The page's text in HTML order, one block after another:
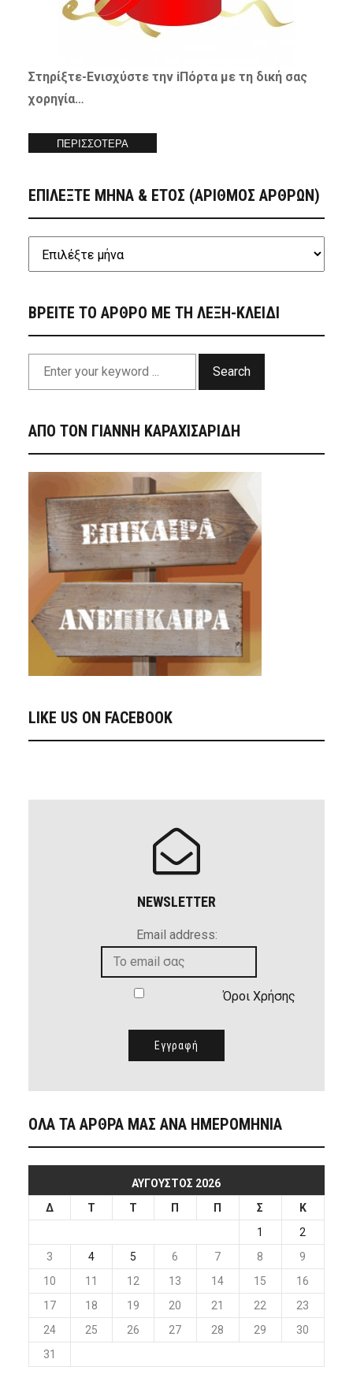
Στηρίξτε- Ενισχύστετην iΠόρτα με τη δική σας
χορηγία…
ΠΕΡΙΣΣΟΤΕΡΑ
ΕΠΙΛΕΞΤΕ ΜΗΝΑ & ΕΤΟΣ (ΑΡΙΘΜΟΣ ΑΡΘΡΩΝ)
ΒΡΕΙΤΕ ΤΟ ΑΡΘΡΟ ΜΕ ΤΗ ΛΕΞΗ-ΚΛΕΙΔΙ
Search
ΑΠΟ ΤΟΝ ΓΙΑΝΝΗ ΚΑΡΑΧΙΣΑΡΙΔΗ
LIKE US ON FACEBOOK
NEWSLETTER
Email address:
Όροι Χρήσης
ΟΛΑ ΤΑ ΑΡΘΡΑ ΜΑΣ ΑΝΑ ΗΜΕΡΟΜΗΝΙΑ
ΑΎΓΟΥΣΤΟΣ 2026
Δ
Τ Τ Π Π Σ
Κ
1
2
3
4 5 6 7 8
9
10
11 12 13 14 15
16
17
18 19 20 21 22
23
24
25 26 27 28 29
30
31